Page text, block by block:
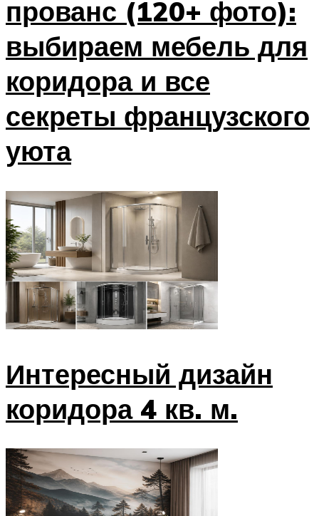
прованс (120+ фото):
выбираем мебель для
коридора и все
секреты французского
уюта
Интересный дизайн
коридора 4 кв. м.